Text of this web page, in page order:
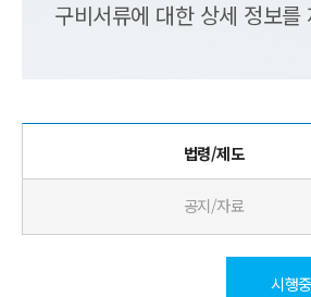
구비서류에 대한 상세 정보를
법령/제도
공지/자료
시행